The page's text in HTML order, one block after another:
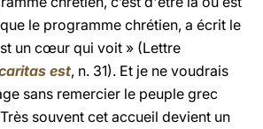
le programme chrétien, a écrit le
un cœur qui voit » (Lettre
est, n. 31). Et je ne voudrais
sans remercier le peuple grec
souvent cet accueil devient un